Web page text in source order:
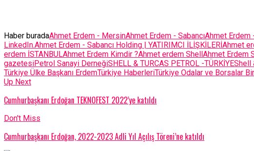
Haber buradaAhmet Erdem - MersinAhmet Erdem - SabancıAhmet Erdem
LinkedIn.Ahmet Erdem - Sabancı Holding | YATIRIMCI İLİŞKİLERİAhmet
erdem İSTANBULAhmet Erdem Kimdir ?Ahmet erdem ShellAhmet Erdem
gazetesiPetrol Sanayi DerneğiSHELL & TURCAS PETROL -TÜRKİYEShell
Türkiye Ülke Başkanı ErdemTürkiye HaberleriTürkiye Odalar ve Borsalar
Up Next
Cumhurbaşkanı Erdoğan TEKNOFEST 2022’ye katıldı
Don't Miss
Cumhurbaşkanı Erdoğan, 2022-2023 Adli Yıl Açılış Töreni’ne katıldı